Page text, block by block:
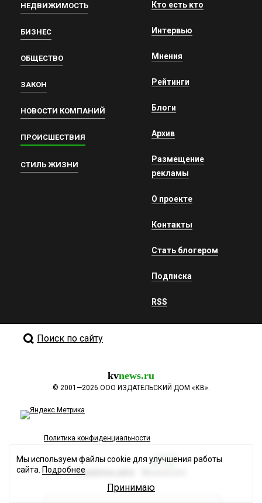
НЕДВИЖИМОСТЬ
БИЗНЕС
ОБЩЕСТВО
ЗАКОН
НОВОСТИ КОМПАНИЙ
ПРОИСШЕСТВИЯ
СТИЛЬ ЖИЗНИ
Кто есть кто
Интервью
Мнения
Рейтинги
Блоги
Архив
Размещение
рекламы
О проекте
Контакты
Стать блогером
Подписка
RSS
Поиск по сайту
kvnews.ru
© 2001—2026 ООО ИЗДАТЕЛЬСКИЙ ДОМ «КВ».
Политика конфиденциальности
Разработка сайта
Мы используем файлы cookie для улучшения работы
сайта. Подробнее
Принимаю